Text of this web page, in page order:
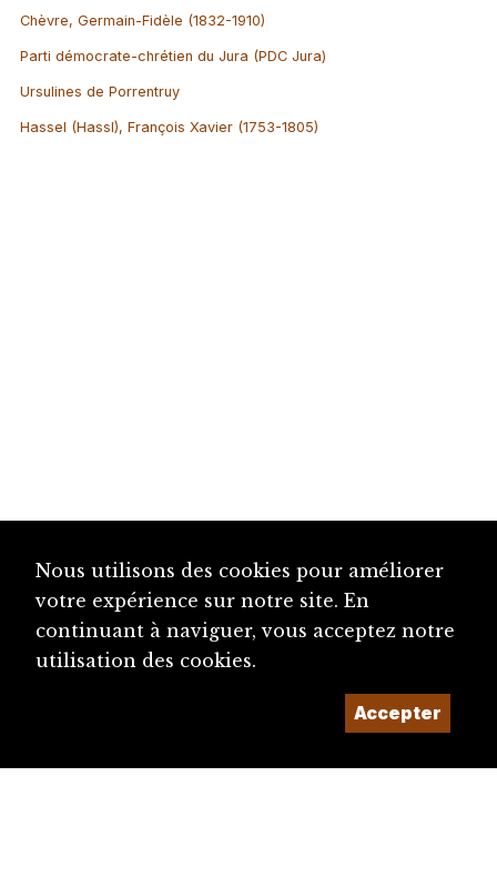
Chèvre, Germain-Fidèle (1832-1910)
Parti démocrate-chrétien du Jura (PDC Jura)
Ursulines de Porrentruy
Hassel (Hassl), François Xavier (1753-1805)
Nous utilisons des cookies pour améliorer
votre expérience sur notre site. En
continuant à naviguer, vous acceptez notre
utilisation des cookies.
Accepter